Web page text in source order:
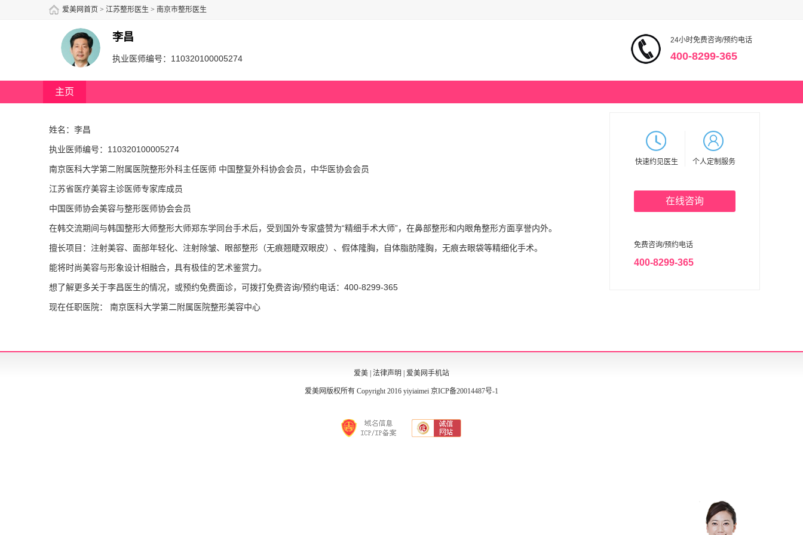
爱美网首页 > 江苏整形医生 > 南京市整形医生
李昌
执业医师编号：110320100005274
24小时免费咨询/预约电话
400-8299-365
主页
姓名：李昌
执业医师编号：110320100005274
南京医科大学第二附属医院整形外科主任医师 中国整复外科协会会员，中华医协会会员
江苏省医疗美容主诊医师专家库成员
中国医师协会美容与整形医师协会会员
在韩交流期间与韩国整形大师整形大师郑东学同台手术后，受到国外专家盛赞为“精细手术大师”，在鼻部整形和内眼角整形方面享誉内外。
擅长项目：注射美容、面部年轻化、注射除皱、眼部整形（无痕翘睫双眼皮）、假体隆胸，自体脂肪隆胸，无痕去眼袋等精细化手术。
能将时尚美容与形象设计相融合，具有极佳的艺术鉴赏力。
想了解更多关于李昌医生的情况，或预约免费面诊，可拨打免费咨询/预约电话：400-8299-365
现在任职医院： 南京医科大学第二附属医院整形美容中心
快速约见医生 个人定制服务
在线咨询
免费咨询/预约电话
400-8299-365
爱美 法律声明 爱美网手机站
爱美网版权所有 Copyright 2016 yiyiaimei 京ICP备20014487号-1